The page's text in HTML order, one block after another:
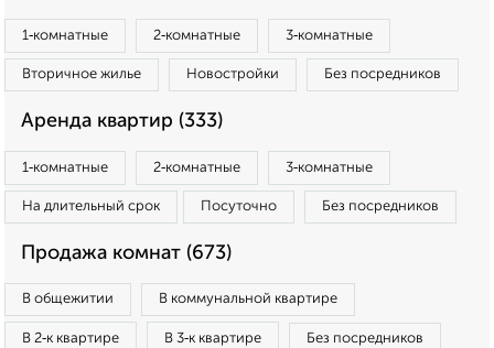
1‑комнатные 2‑комнатные 3‑комнатные
Вторичное жилье Новостройки Без посредников
Аренда квартир (333)
1‑комнатные 2‑комнатные 3‑комнатные
На длительный срок Посуточно Без посредников
Продажа комнат (673)
В общежитии В коммунальной квартире
В 2‑к квартире В 3‑к квартире Без посредников